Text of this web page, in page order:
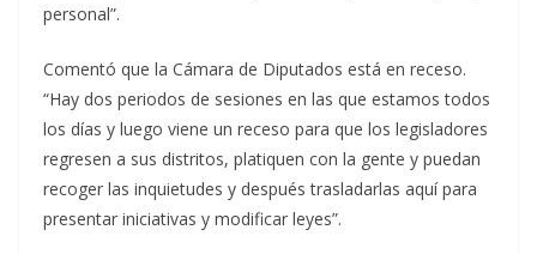
personal”.
Comentó que la Cámara de Diputados está en receso.
“Hay dos periodos de sesiones en las que estamos todos
los días y luego viene un receso para que los legisladores
regresen a sus distritos, platiquen con la gente y puedan
recoger las inquietudes y después trasladarlas aquí para
presentar iniciativas y modificar leyes”.